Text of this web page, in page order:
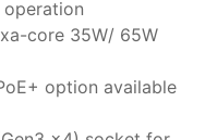
core 35W/ 65W
option available